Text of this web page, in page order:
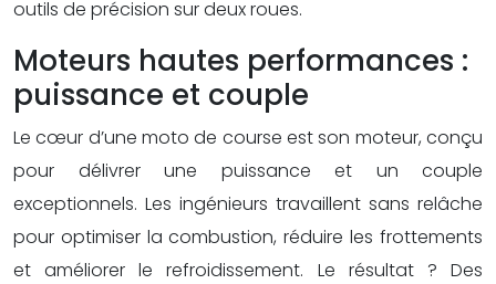
outils de précision sur deux roues.
Moteurs hautes performances :
puissance et couple
Le cœur d’une moto de course est son moteur, conçu
pour délivrer une puissance et un couple
exceptionnels. Les ingénieurs travaillent sans relâche
pour optimiser la combustion, réduire les frottements
et améliorer le refroidissement. Le résultat ? Des